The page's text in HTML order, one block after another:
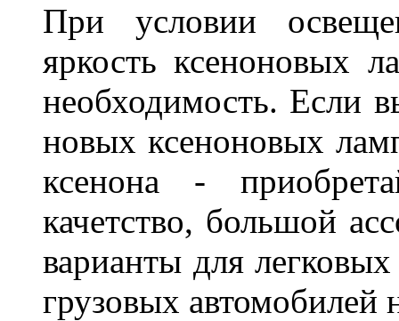
При условии
яркость ксеноновых
необходимость. Если
новых ксеноновых
ксенона -
качетство, большой
варианты для
грузовых автомобилей